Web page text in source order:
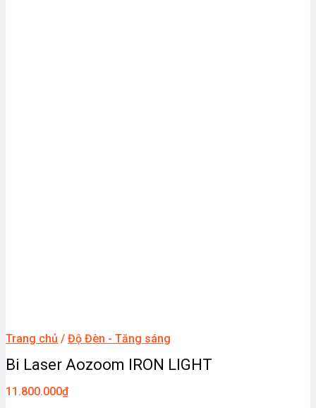
Trang chủ / Độ Đèn - Tăng sáng
Bi Laser Aozoom IRON LIGHT
11.800.000₫